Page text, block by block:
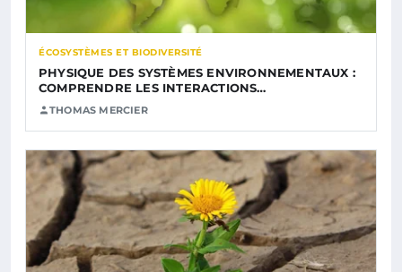
ÉCOSYSTÈMES ET BIODIVERSITÉ
PHYSIQUE DES SYSTÈMES ENVIRONNEMENTAUX :
COMPRENDRE LES INTERACTIONS…
THOMAS MERCIER